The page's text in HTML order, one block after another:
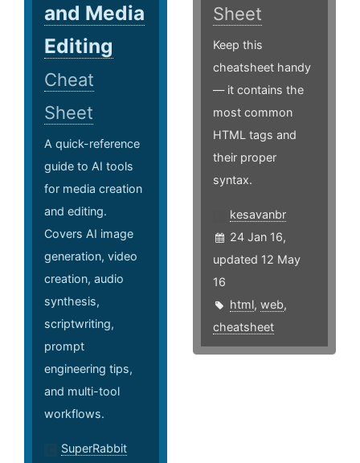
and Media
Editing
Cheat
Sheet
A quick-reference
guide to AI tools
for media creation
and editing.
Covers AI image
generation, video
creation, audio
synthesis,
scriptwriting,
prompt
engineering tips,
and multi-tool
workflows.
SuperRabbit
Sheet
Keep this
cheatsheet handy
— it contains the
most common
HTML tags and
their proper
syntax.
kesavanbr
24 Jan 16,
updated 12 May
16
html,web,
cheatsheet